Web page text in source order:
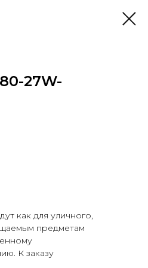
27W-
как для уличного,
предметам
К заказу